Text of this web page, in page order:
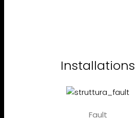
Installations
Fault